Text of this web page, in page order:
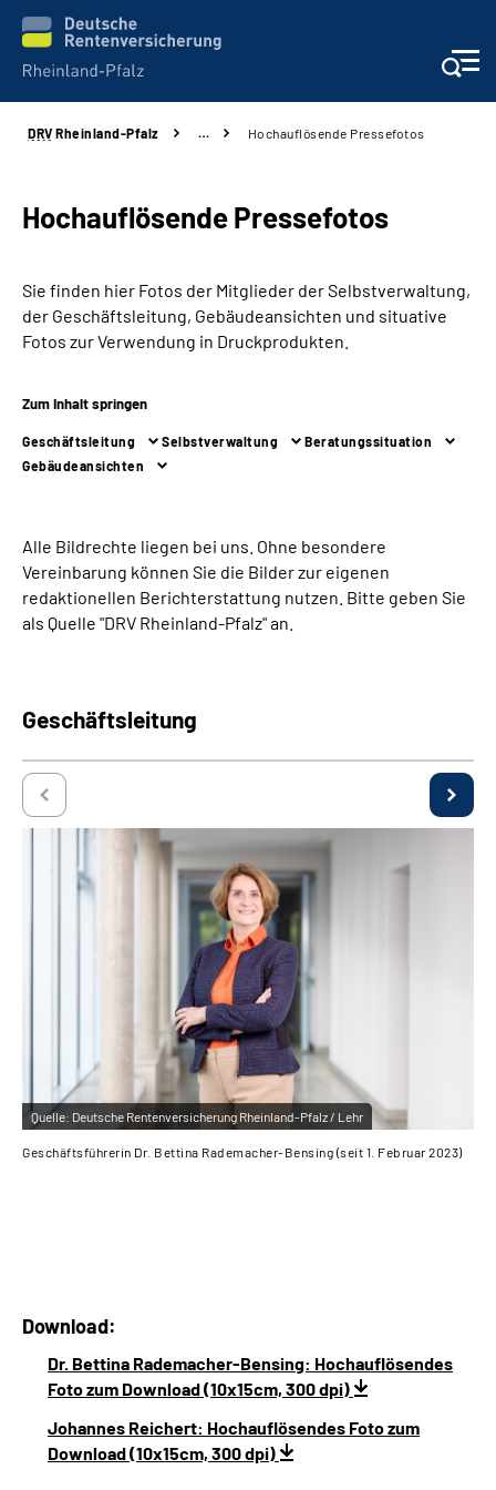
Unsere Leistungen
Beratung
Karriere
Über uns
Leichte Sprache
Suche
Mein Kundenportal
DRV Rheinland-Pfalz … Hochauflösende Pressefotos
Hochauflösende Pressefotos
Sie finden hier Fotos der Mitglieder der Selbstverwaltung,
der Geschäftsleitung, Gebäudeansichten und situative
Fotos zur Verwendung in Druckprodukten.
Zum Inhalt springen
Geschäftsleitung Selbstverwaltung
Beratungssituation
Gebäudeansichten
Alle Bildrechte liegen bei uns. Ohne besondere
Vereinbarung können Sie die Bilder zur eigenen
redaktionellen Berichterstattung nutzen. Bitte geben Sie
als Quelle "DRV Rheinland-Pfalz" an.
Geschäftsleitung
Quelle: Deutsche Rentenversicherung Rheinland-Pfalz / Lehr
Geschäftsführerin Dr. Bettina Rademacher-Bensing (seit 1. Februar 2023)
Download:
Dr. Bettina Rademacher-Bensing: Hochauflösendes
Foto zum Download (10x15cm, 300 dpi)
Johannes Reichert: Hochauflösendes Foto zum
Download (10x15cm, 300 dpi)